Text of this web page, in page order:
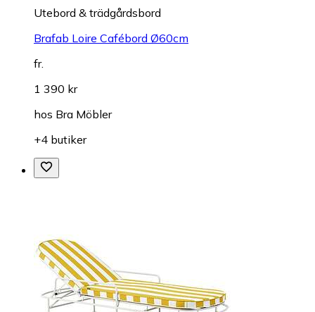
Utebord & trädgårdsbord
Brafab Loire Cafébord Ø60cm
fr.
1 390 kr
hos Bra Möbler
+4 butiker